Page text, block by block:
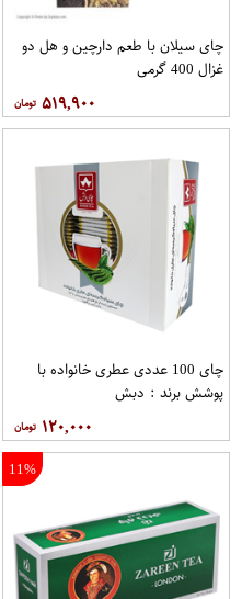
چای سیلان با طعم دارچین و هل دو
غزال 400 گرمی
۵۱۹,۹۰۰
چای 100 عددی عطری خانواده با
پوشش برند : دبش
۱۲۰,۰۰۰
11%